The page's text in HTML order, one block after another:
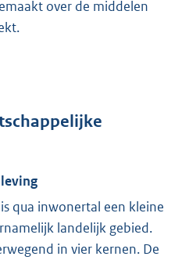
over de middelen
qua inwonertal een kleine
landelijk gebied.
in vier kernen. De